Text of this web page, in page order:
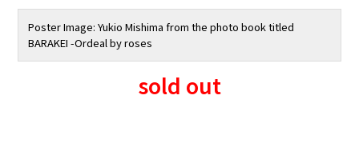
Poster Image: Yukio Mishima from the photo book titled
BARAKEI -Ordeal by roses
sold out